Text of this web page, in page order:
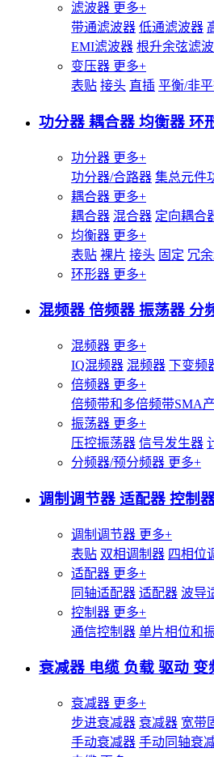
滤波器 更多+
带通滤波器 低通滤波器
EMI滤波器 根升余弦滤
变压器 更多+
表贴 接头 直插 平衡/非
功分器 耦合器 均衡器 环
功分器 更多+
功分器/合路器 集总元件
耦合器 更多+
耦合器 混合器 定向耦合
均衡器 更多+
表贴 裸片 接头 固定 冗
环形器 更多+
混频器 倍频器 振荡器 分
混频器 更多+
IQ混频器 混频器 下变频
倍频器 更多+
倍频带和多倍频带SMA
振荡器 更多+
压控振荡器 信号发生器
分频器/预分频器 更多+
调制调节器 适配器 控制
调制调节器 更多+
表贴 双相调制器 四相位
适配器 更多+
同轴适配器 适配器 波导
控制器 更多+
通信控制器 单片相位和
衰减器 电缆 负载 驱动 变
衰减器 更多+
步进衰减器 衰减器 宽带
手动衰减器 手动同轴衰